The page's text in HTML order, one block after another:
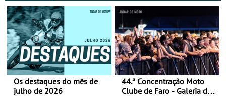
Os destaques do mês de
julho de 2026
44.ª Concentração Moto
Clube de Faro - Galeria de